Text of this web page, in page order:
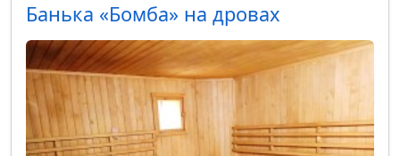
Банька «Бомба» на дровах